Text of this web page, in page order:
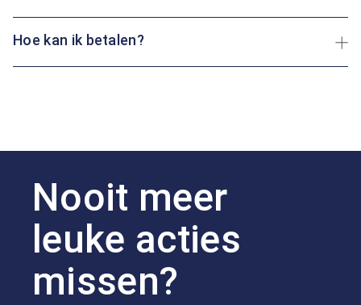
Hoe kan ik betalen?
Nooit meer
leuke acties
missen?